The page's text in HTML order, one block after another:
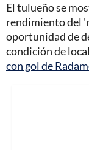
El tulueño se
rendimiento del
oportunidad de
condición de
con gol de